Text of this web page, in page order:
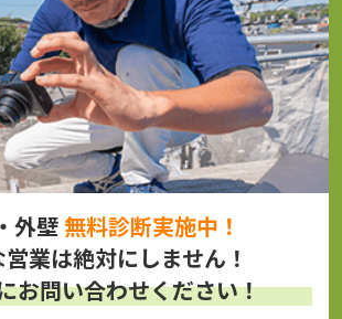
外壁 無料診断実施中！
業は絶対にしません！
お問い合わせください！